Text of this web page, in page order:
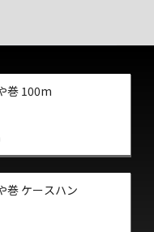
巻 100m
巻 ケースハン